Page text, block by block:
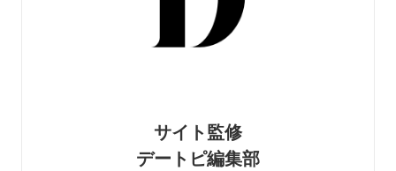
サイト監修
デートピ編集部